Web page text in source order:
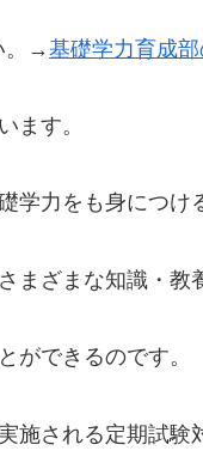
。→基礎学力育成
ます。
力をも身につけ
ざまな知識・教
ができるのです。
される定期試験